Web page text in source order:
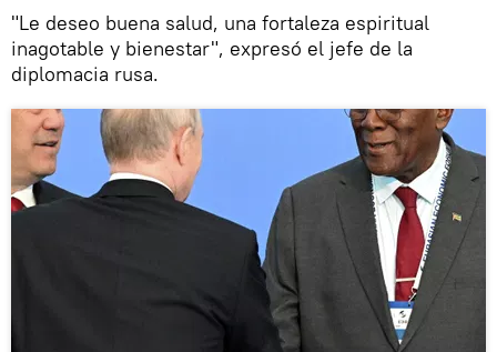
"Le deseo buena salud, una fortaleza espiritual
inagotable y bienestar", expresó el jefe de la
diplomacia rusa.